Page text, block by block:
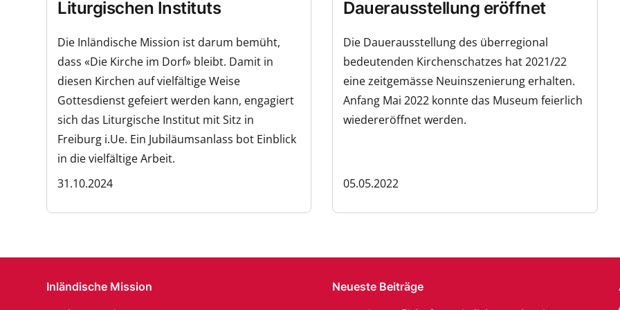
Liturgischen Instituts
Die Inländische Mission ist darum bemüht,
dass «Die Kirche im Dorf» bleibt. Damit in
diesen Kirchen auf vielfältige Weise
Gottesdienst gefeiert werden kann, engagiert
sich das Liturgische Institut mit Sitz in
Freiburg i.Ue. Ein Jubiläumsanlass bot Einblick
in die vielfältige Arbeit.
31.10.2024
Dauerausstellung eröffnet
Die Dauerausstellung des überregional
bedeutenden Kirchenschatzes hat 2021/22
eine zeitgemässe Neuinszenierung erhalten.
Anfang Mai 2022 konnte das Museum feierlich
wiedereröffnet werden.
05.05.2022
Inländische Mission Neueste Beiträge